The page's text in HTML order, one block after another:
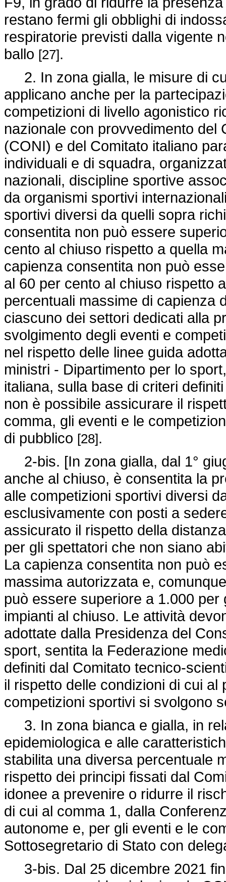
restano fermi gli obblighi di
respiratorie previsti dalla vigente
ballo [27].
2. In zona gialla, le misure di
applicano anche per la
competizioni di livello agonistico
nazionale con provvedimento del
(CONI) e del Comitato italiano
individuali e di squadra,
nazionali, discipline sportive
da organismi sportivi
sportivi diversi da quelli sopra
consentita non può essere
cento al chiuso rispetto a quella
capienza consentita non può
al 60 per cento al chiuso rispetto
percentuali massime di capienza
ciascuno dei settori dedicati alla
svolgimento degli eventi e
nel rispetto delle linee guida
ministri - Dipartimento per lo
italiana, sulla base di criteri
non è possibile assicurare il
comma, gli eventi e le
di pubblico [28].
2-bis. [In zona gialla, dal 1°
anche al chiuso, è consentita la
alle competizioni sportivi diversi
esclusivamente con posti a
assicurato il rispetto della
per gli spettatori che non siano
La capienza consentita non può
massima autorizzata e,
può essere superiore a 1.000
impianti al chiuso. Le attività
adottate dalla Presidenza del
sport, sentita la Federazione
definiti dal Comitato tecnico-
il rispetto delle condizioni di cui
competizioni sportivi si svolgono
3. In zona bianca e gialla, in
epidemiologica e alle
stabilita una diversa percentuale
rispetto dei principi fissati dal
idonee a prevenire o ridurre il
di cui al comma 1, dalla
autonome e, per gli eventi e le
Sottosegretario di Stato con
3-bis. Dal 25 dicembre 2021